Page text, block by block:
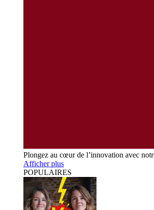
Plongez au cœur de l’innovation avec
Afficher plus
POPULAIRES